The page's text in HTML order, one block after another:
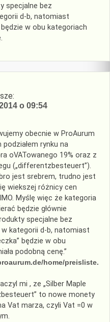
specjalne bez
d-b, natomiast
w obu kategoriach
o 09:54
obecnie w ProAurum
rynku na
oVATowanego 19% oraz z
(„differentzbesteuert”).
jest srebrem, trudno jest
wiekszej różnicy cen
Myślę więc że kategoria
będzie głównie
specjalne bez
kategorii d-b, natomiast
będzie w obu
podobną cenę.”
home/preisliste.
mi , ze „Silber Maple
to nowe monety
Vat marza, czyli Vat =0 w